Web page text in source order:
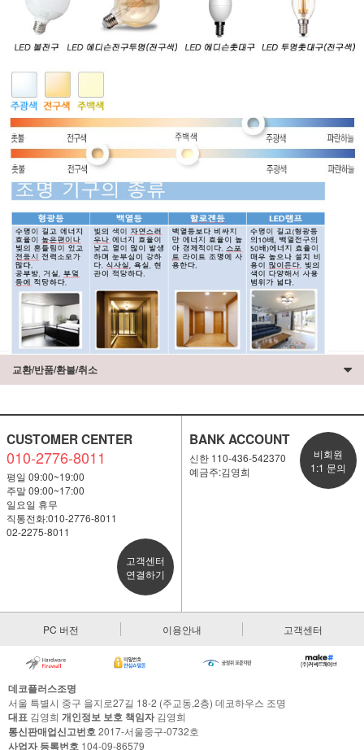
교환/반품/환불/취소
CUSTOMER CENTER
010-2776-8011
평일 09:00~19:00
주말 09:00~17:00
일요일 휴무
직통전화:010-2776-8011
02-2275-8011
고객센터
연결하기
BANK ACCOUNT
신한 110-436-542370
예금주:김영희
비회원
1:1 문의
PC 버전 이용안내 고객센터
데코플러스조명
서울 특별시 중구 을지로27길 18-2 (주교동,2층) 데코하우스 조명
대표 김영희 개인정보 보호 책임자김영희
통신판매업신고번호2017-서울중구-0732호
사업자 등록번호 104-09-86579